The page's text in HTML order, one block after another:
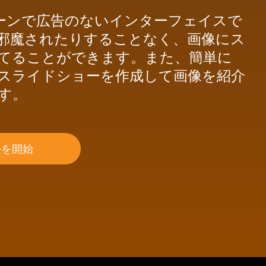
ンで広告のないインターフェイスで
魔されたりすることなく、画像にス
ることができます。また、簡単に
ライドショーを作成して画像を紹介
。
開始